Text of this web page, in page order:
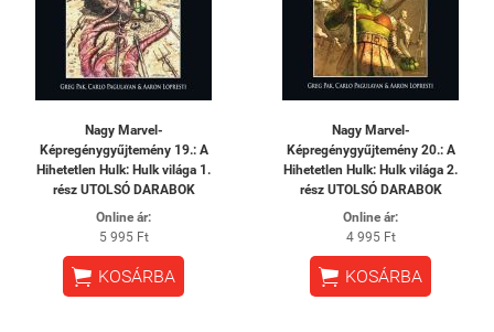
Nagy Marvel-
Képregénygyűjtemény 19.: A
Hihetetlen Hulk: Hulk világa 1.
rész UTOLSÓ DARABOK
Online ár:
5 995 Ft
 KOSÁRBA
Nagy Marvel-
Képregénygyűjtemény 20.: A
Hihetetlen Hulk: Hulk világa 2.
rész UTOLSÓ DARABOK
Online ár:
4 995 Ft
 KOSÁRBA